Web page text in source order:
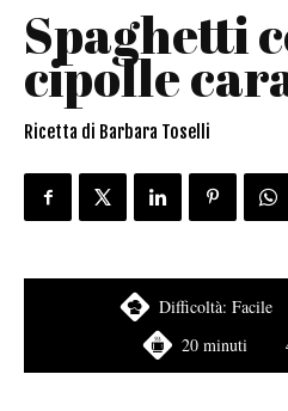
Spaghetti
cipolle
Ricetta di Barbara Toselli
Difficoltà: Facile
20 minuti